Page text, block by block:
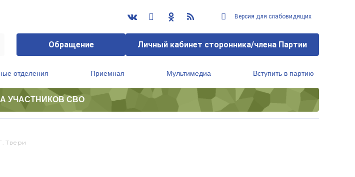
Версия для слабовидящих
Обращение Личный кабинет сторонника/члена Партии
отделения Приемная Мультимедиа Вступить в партию
УЧАСТНИКОВ СВО
Твери